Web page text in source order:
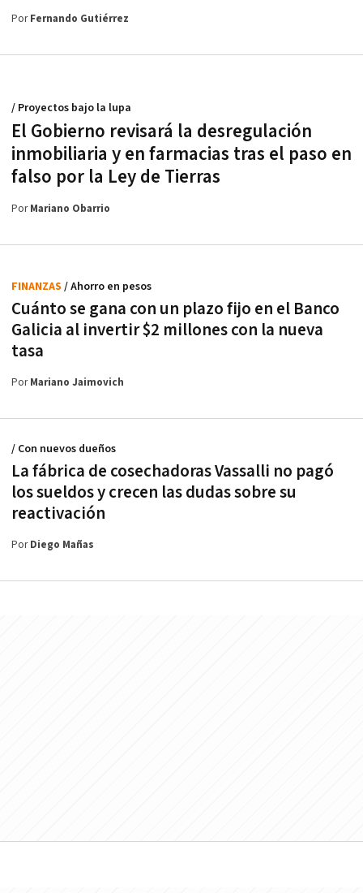
PorFernando Gutiérrez
El Gobierno revisará la desregulación
inmobiliaria y en farmacias tras el paso en
falso por la Ley de Tierras
/ Proyectos bajo la lupa
PorMariano Obarrio
Cuánto se gana con un plazo fijo en el Banco
Galicia al invertir $2 millones con la nueva
tasa
FINANZAS / Ahorro en pesos
PorMariano Jaimovich
La fábrica de cosechadoras Vassalli no pagó
los sueldos y crecen las dudas sobre su
reactivación
/ Con nuevos dueños
PorDiego Mañas